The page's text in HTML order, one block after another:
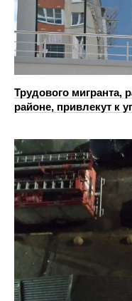
Трудового мигранта,
районе, привлекут к